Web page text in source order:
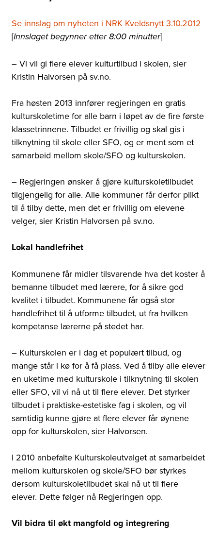
Se innslag om nyheten i NRK Kveldsnytt 3.10.2012
[Innslaget begynner etter 8:00 minutter]
– Vi vil gi flere elever kulturtilbud i skolen, sier
Kristin Halvorsen på sv.no.
Fra høsten 2013 innfører regjeringen en gratis
kulturskoletime for alle barn i løpet av de fire første
klassetrinnene. Tilbudet er frivillig og skal gis i
tilknytning til skole eller SFO, og er ment som et
samarbeid mellom skole/SFO og kulturskolen.
– Regjeringen ønsker å gjøre kulturskoletilbudet
tilgjengelig for alle. Alle kommuner får derfor plikt
til å tilby dette, men det er frivillig om elevene
velger, sier Kristin Halvorsen på sv.no.
Lokal handlefrihet
Kommunene får midler tilsvarende hva det koster å
bemanne tilbudet med lærere, for å sikre god
kvalitet i tilbudet. Kommunene får også stor
handlefrihet til å utforme tilbudet, ut fra hvilken
kompetanse lærerne på stedet har.
– Kulturskolen er i dag et populært tilbud, og
mange står i kø for å få plass. Ved å tilby alle elever
en uketime med kulturskole i tilknytning til skolen
eller SFO, vil vi nå ut til flere elever. Det styrker
tilbudet i praktiske-estetiske fag i skolen, og vil
samtidig kunne gjøre at flere elever får øynene
opp for kulturskolen, sier Halvorsen.
I 2010 anbefalte Kulturskoleutvalget at samarbeidet
mellom kulturskolen og skole/SFO bør styrkes
dersom kulturskoletilbudet skal nå ut til flere
elever. Dette følger nå Regjeringen opp.
Vil bidra til økt mangfold og integrering